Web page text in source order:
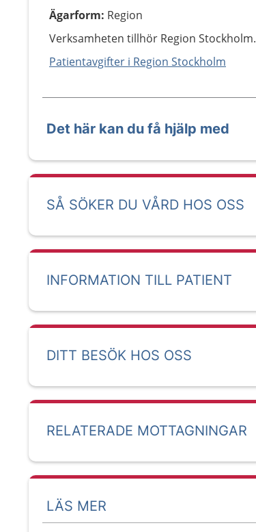
Ägarform: Region
Verksamheten tillhör Region Stockholm.
Patientavgifter i Region Stockholm
Det här kan du få hjälp med
SÅ SÖKER DU VÅRD HOS OSS
INFORMATION TILL PATIENT
DITT BESÖK HOS OSS
RELATERADE MOTTAGNINGAR
LÄS MER